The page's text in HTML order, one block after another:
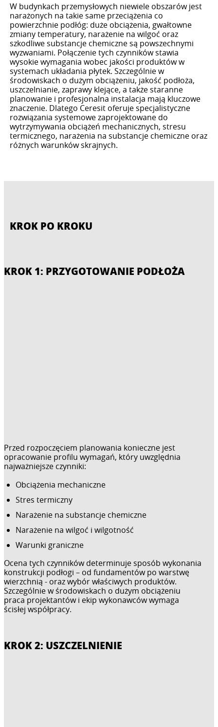
W budynkach przemysłowych niewiele obszarów jest
narażonych na takie same przeciążenia co
powierzchnie podłóg: duże obciążenia, gwałtowne
zmiany temperatury, narażenie na wilgoć oraz
szkodliwe substancje chemiczne są powszechnymi
wyzwaniami. Połączenie tych czynników stawia
wysokie wymagania wobec jakości produktów w
systemach układania płytek. Szczególnie w
środowiskach o dużym obciążeniu, jakość podłoża,
uszczelnianie, zaprawy klejące, a także staranne
planowanie i profesjonalna instalacja mają kluczowe
znaczenie. Dlatego Ceresit oferuje specjalistyczne
rozwiązania systemowe zaprojektowane do
wytrzymywania obciążeń mechanicznych, stresu
termicznego, narażenia na substancje chemiczne oraz
różnych warunków skrajnych.
KROK PO KROKU
KROK 1: PRZYGOTOWANIE PODŁOŻA
Przed rozpoczęciem planowania konieczne jest
opracowanie profilu wymagań, który uwzględnia
najważniejsze czynniki:
Obciążenia mechaniczne
Stres termiczny
Narażenie na substancje chemiczne
Narażenie na wilgoć i wilgotność
Warunki graniczne
Ocena tych czynników determinuje sposób wykonania
konstrukcji podłogi – od fundamentów po warstwę
wierzchnią - oraz wybór właściwych produktów.
Szczególnie w środowiskach o dużym obciążeniu
praca projektantów i ekip wykonawców wymaga
ścisłej współpracy.
KROK 2: USZCZELNIENIE